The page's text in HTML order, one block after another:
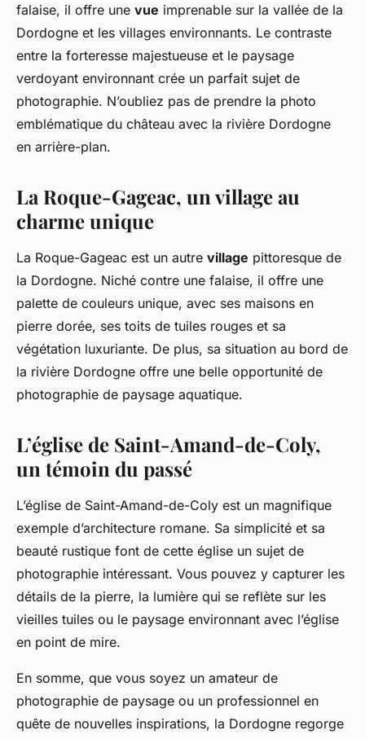
falaise, il offre une vue imprenable sur la vallée de la
Dordogne et les villages environnants. Le contraste
entre la forteresse majestueuse et le paysage
verdoyant environnant crée un parfait sujet de
photographie. N’oubliez pas de prendre la photo
emblématique du château avec la rivière Dordogne
en arrière-plan.
La Roque-Gageac, un village au
charme unique
La Roque-Gageac est un autre village pittoresque de
la Dordogne. Niché contre une falaise, il offre une
palette de couleurs unique, avec ses maisons en
pierre dorée, ses toits de tuiles rouges et sa
végétation luxuriante. De plus, sa situation au bord de
la rivière Dordogne offre une belle opportunité de
photographie de paysage aquatique.
L’église de Saint-Amand-de-Coly,
un témoin du passé
L’église de Saint-Amand-de-Coly est un magnifique
exemple d’architecture romane. Sa simplicité et sa
beauté rustique font de cette église un sujet de
photographie intéressant. Vous pouvez y capturer les
détails de la pierre, la lumière qui se reflète sur les
vieilles tuiles ou le paysage environnant avec l’église
en point de mire.
En somme, que vous soyez un amateur de
photographie de paysage ou un professionnel en
quête de nouvelles inspirations, la Dordogne regorge